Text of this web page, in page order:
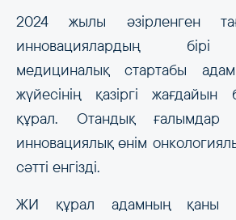
2024 жылы әзірленген
инновациялардың бірі
медициналық стартабы
жүйесінің қазіргі
құрал. Отандық ғалымдар
инновациялық өнім
сәтті енгізді.
ЖИ құрал адамның қаны